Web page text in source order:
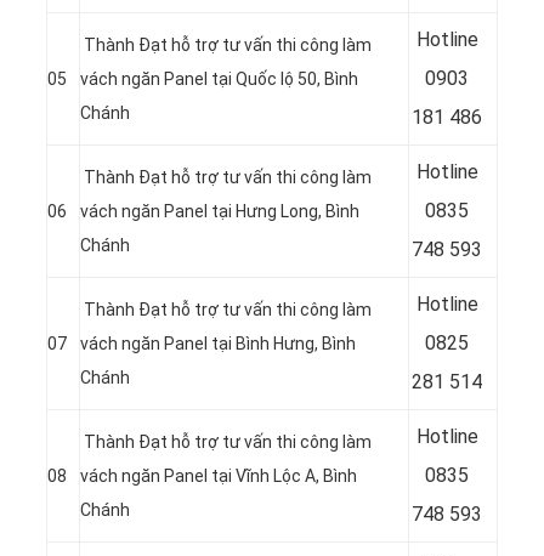
05
Thành Đạt hỗ trợ tư vấn thi công làm
vách ngăn Panel tại Quốc lộ 50, Bình
Chánh
Hotline
0903
181 486
06
Thành Đạt hỗ trợ tư vấn thi công làm
vách ngăn Panel tại Hưng Long, Bình
Chánh
Hotline
0835
748 593
07
Thành Đạt hỗ trợ tư vấn thi công làm
vách ngăn Panel tại Bình Hưng, Bình
Chánh
Hotline
0825
281 514
08
Thành Đạt hỗ trợ tư vấn thi công làm
vách ngăn Panel tại Vĩnh Lộc A, Bình
Chánh
Hotline
0835
748 593